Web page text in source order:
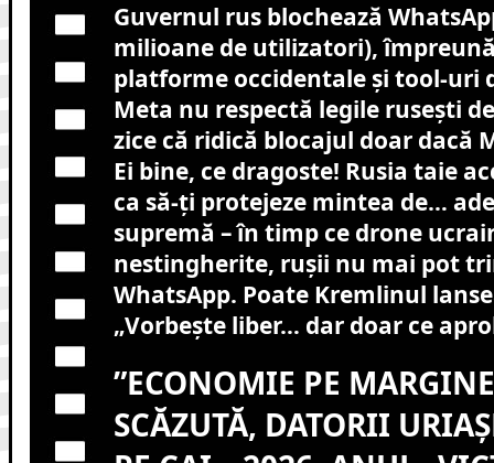
Guvernul rus blochează
milioane de utilizatori),
platforme occidentale și tool-uri
Meta nu respectă legile rusești
zice că ridică blocajul doar dacă
Ei bine, ce dragoste! Rusia taie
ca să-ți protejeze mintea de…
supremă – în timp ce drone
nestingherite, rușii nu mai pot
WhatsApp. Poate Kremlinul
„Vorbește liber… dar doar ce
”ECONOMIE PE
SCĂZUTĂ, DATORII